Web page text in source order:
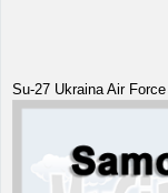
Su-27 Ukraina Air Force